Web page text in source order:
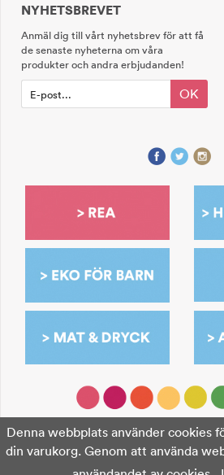
NYHETSBREVET
Anmäl dig till vårt nyhetsbrev för att få
de senaste nyheterna om våra
produkter och andra erbjudanden!
OK
Denna webbplats använder cookies
din varukorg. Genom att använda